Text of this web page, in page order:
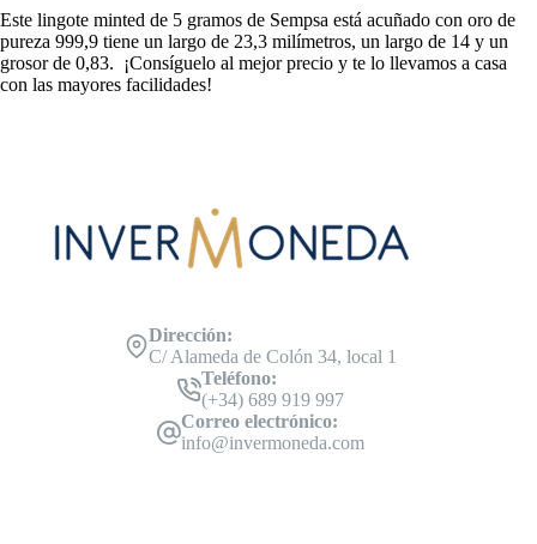
Este lingote minted de 5 gramos de Sempsa está acuñado con oro de
pureza 999,9 tiene un largo de 23,3 milímetros, un largo de 14 y un
grosor de 0,83. ¡Consíguelo al mejor precio y te lo llevamos a casa
con las mayores facilidades!
Dirección:
C/ Alameda de Colón 34, local 1
Teléfono:
(+34) 689 919 997
Correo electrónico:
info@invermoneda.com